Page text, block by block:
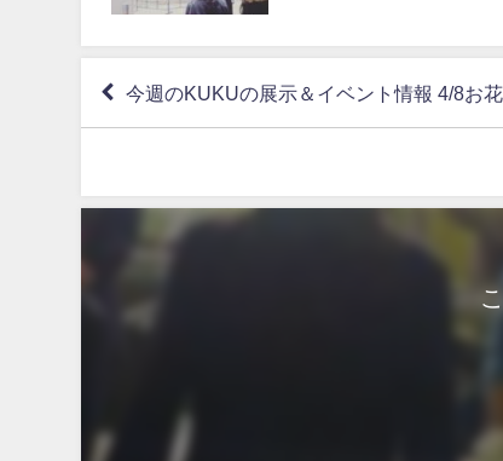
今週のKUKUの展示＆イベント情報 4/8お花